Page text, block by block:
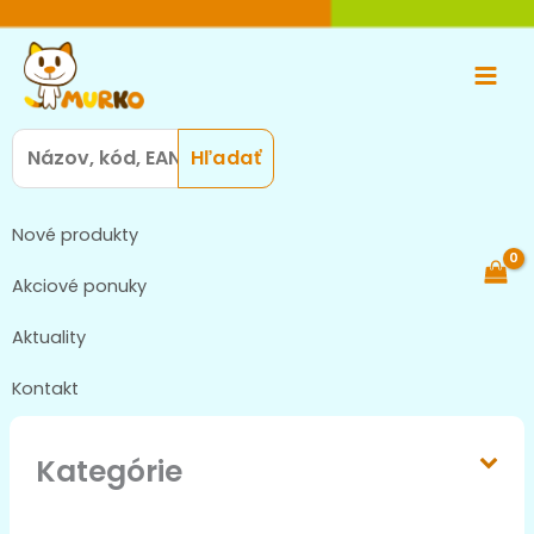
obsah
Main
Search
for:
Nové produkty
Akciové ponuky
Aktuality
Kontakt
Kategórie